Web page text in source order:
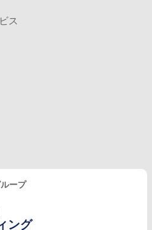
ス
ープ
ング